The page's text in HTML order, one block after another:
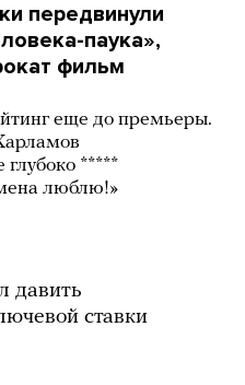
передвинули
паука»,
фильм
еще до премьеры.
*****
люблю!»
давить
ставки